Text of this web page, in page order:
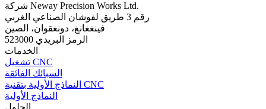
شركة Neway Precision Works Ltd.
رقم 3 طريق لفوشان الصناعي الغربي
فينغغانغ، دونغقوان، الصين
الرمز البريدي 523000
الخدمات
تشغيل CNC
السبائك الفائقة
النماذج الأولية بتقنية CNC
النماذج الأولية